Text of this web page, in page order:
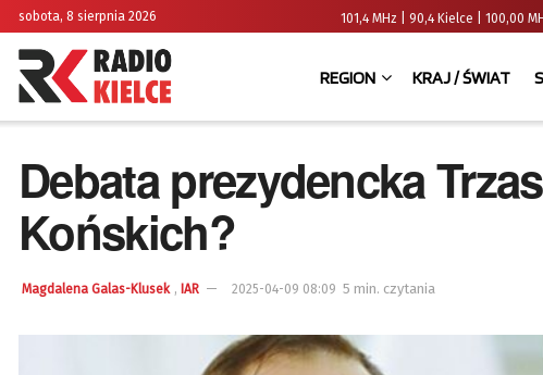
sobota, 8 sierpnia 2026 101,4 MHz | 90,4 Kielce | 100,00
REGION KRAJ / ŚWIAT
Debata prezydencka
Końskich?
Magdalena Galas-Klusek , IAR 2025-04-09 08:09 5 min. czytania